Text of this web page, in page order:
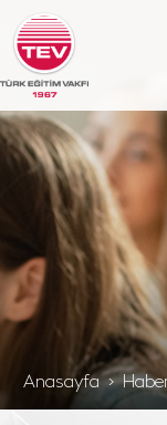
Anasayfa